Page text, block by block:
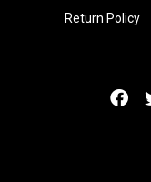
Return Policy